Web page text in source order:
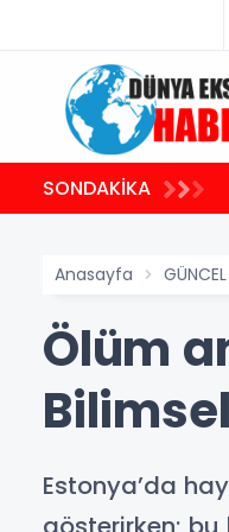
SONDAKİKA
Anasayfa GÜNCEL
Ölüm
Estonya’da